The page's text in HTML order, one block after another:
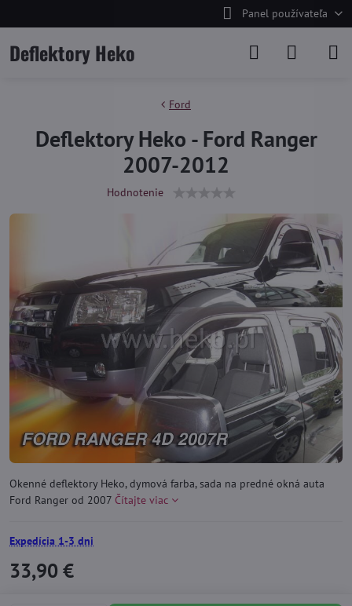
Panel používateľa
Deflektory Heko
Ford
Deflektory Heko - Ford Ranger
2007-2012
Hodnotenie
Okenné deflektory Heko, dymová farba, sada na predné okná auta
Ford Ranger od 2007 Čítajte viac
Expedícia 1-3 dni
33,90 €